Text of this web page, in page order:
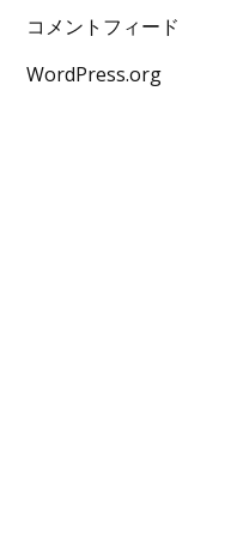
コメントフィード
WordPress.org